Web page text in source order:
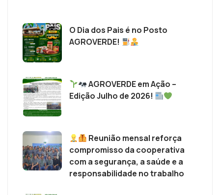
O Dia dos Pais é no Posto
AGROVERDE!
AGROVERDE em Ação –
Edição Julho de 2026!
Reunião mensal reforça
compromisso da cooperativa
com a segurança, a saúde e a
responsabilidade no trabalho